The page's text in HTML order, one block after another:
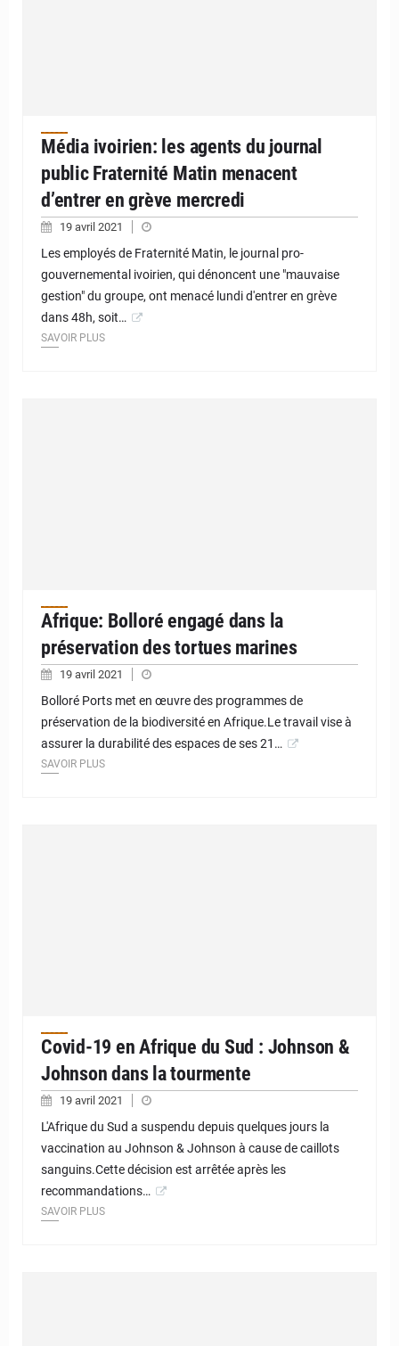
Média ivoirien: les agents du journal
public Fraternité Matin menacent
d’entrer en grève mercredi
19 avril 2021
Les employés de Fraternité Matin, le journal pro-
gouvernemental ivoirien, qui dénoncent une "mauvaise
gestion" du groupe, ont menacé lundi d'entrer en grève
dans 48h, soit…
SAVOIR PLUS
Afrique: Bolloré engagé dans la
préservation des tortues marines
19 avril 2021
Bolloré Ports met en œuvre des programmes de
préservation de la biodiversité en Afrique.Le travail vise à
assurer la durabilité des espaces de ses 21…
SAVOIR PLUS
Covid-19 en Afrique du Sud : Johnson &
Johnson dans la tourmente
19 avril 2021
L'Afrique du Sud a suspendu depuis quelques jours la
vaccination au Johnson & Johnson à cause de caillots
sanguins.Cette décision est arrêtée après les
recommandations…
SAVOIR PLUS